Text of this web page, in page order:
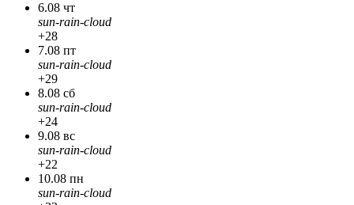
6.08 чт
sun-rain-cloud
+28
7.08 пт
sun-rain-cloud
+29
8.08 сб
sun-rain-cloud
+24
9.08 вс
sun-rain-cloud
+22
10.08 пн
sun-rain-cloud